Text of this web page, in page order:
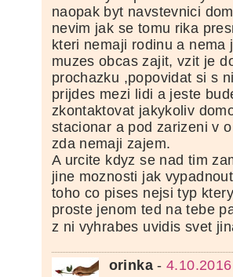
naopak byt navstevnici
nevim jak se tomu rika
kteri nemaji rodinu a nema
muzes obcas zajit, vzit je
prochazku ,popovidat si s
prijdes mezi lidi a jeste
zkontaktovat jakykoliv
stacionar a pod zarizeni v
zda nemaji zajem.
A urcite kdyz se nad tim
jine moznosti jak
toho co pises nejsi typ
proste jenom ted na tebe
z ni vyhrabes uvidis svet
orinka-